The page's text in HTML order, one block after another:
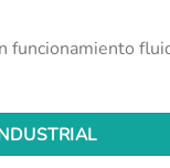
funcionamiento